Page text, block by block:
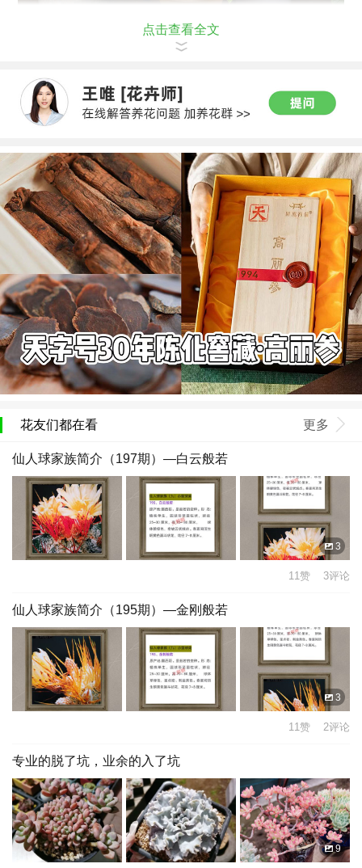
点击查看全文
花友们都在看 更多
仙人球家族简介（197期）—白云般若
3
11赞 3评论
仙人球家族简介（195期）—金刚般若
3
11赞 2评论
专业的脱了坑，业余的入了坑
9